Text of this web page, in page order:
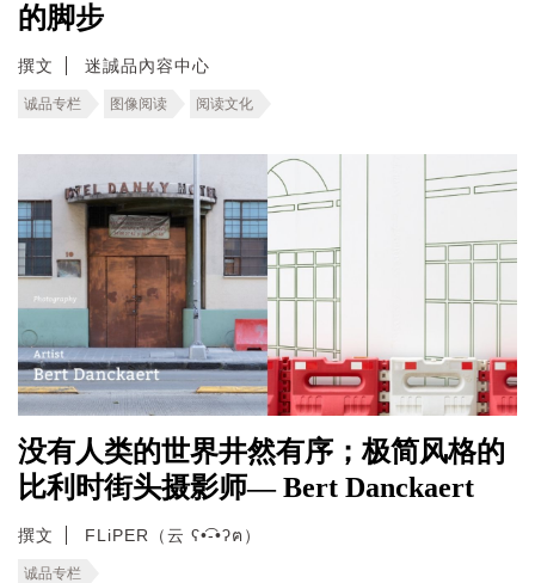
的脚步
撰文 迷誠品內容中心
诚品专栏 图像阅读 阅读文化
没有人类的世界井然有序；极简风格的
比利时街头摄影师— Bert Danckaert
撰文 FLiPER（云 ʕ•͡-•ʔฅ）
诚品专栏